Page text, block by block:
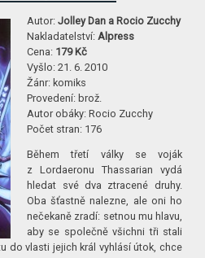
Autor:Jolley Dan a Rocio Zucchy
Nakladatelství: Alpress
Cena: 179 Kč
Vyšlo:21. 6. 2010
Žánr:komiks
Provedení:brož.
Autor obáky:Rocio Zucchy
Počet stran: 176
Během třetí války se voják
z Lordaeronu Thassarian vydá
hledat své dva ztracené druhy.
Oba šťastně nalezne, ale oni ho
nečekaně zradí: setnou mu hlavu,
aby se společně všichni tři stali
do vlasti jejich král vyhlásí útok, chce